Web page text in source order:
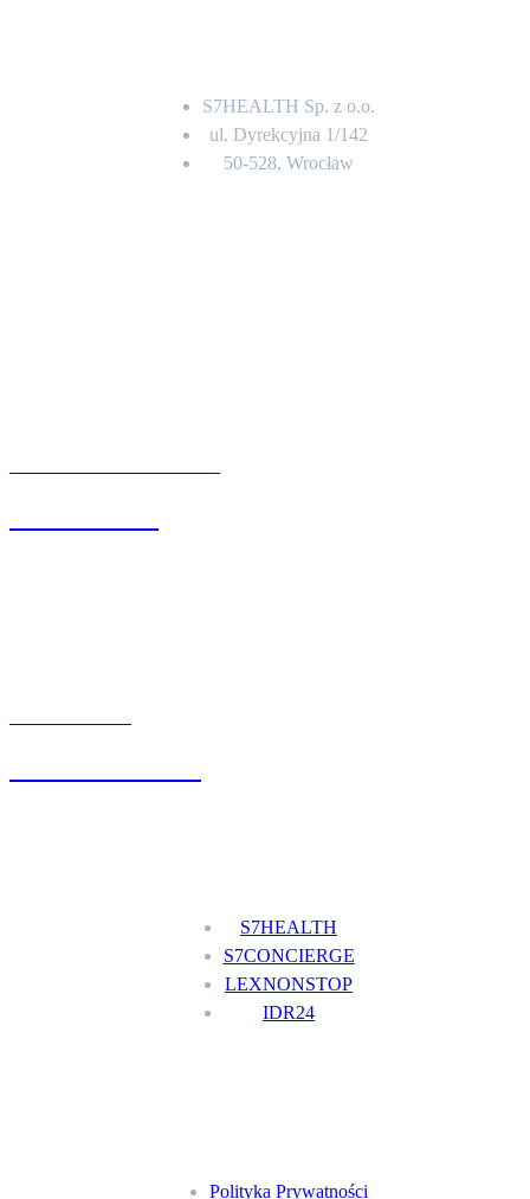
S7HEALTH Sp. z o.o.
ul. Dyrekcyjna 1/142
50-528, Wrocław
S7HEALTH
S7CONCIERGE
LEXNONSTOP
IDR24
Polityka Prywatności